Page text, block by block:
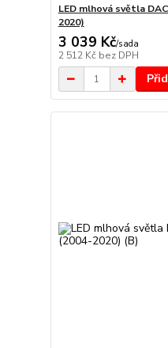
LED mlhová světla
2020)
3 039 Kč/sada
2 512 Kč bez DPH